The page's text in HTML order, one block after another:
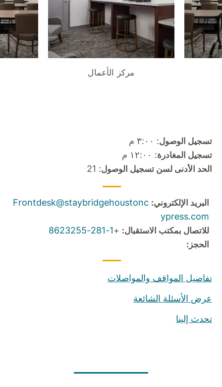
مركز الأعمال
تسجيل الوصول: ٣:٠٠ م
تسجيل المغادرة: ١٢:٠٠ م
الحد الأدنى لسن تسجيل الوصول: 21
البريد الإلكتروني: Frontdesk@staybridgehoustonc
ypress.com
للاتصال بمكتب الاستقبال: +
1-281-8623255
الحجز:
تفاصيل المواقف والمواصلات
عرض الأسئلة الشائعة
تحدث إلينا